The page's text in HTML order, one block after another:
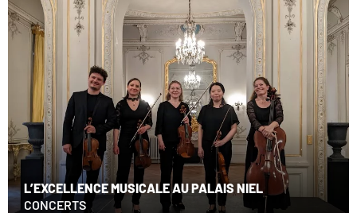
L’EXCELLENCE MUSICALE AU PALAIS NIEL
CONCERTS